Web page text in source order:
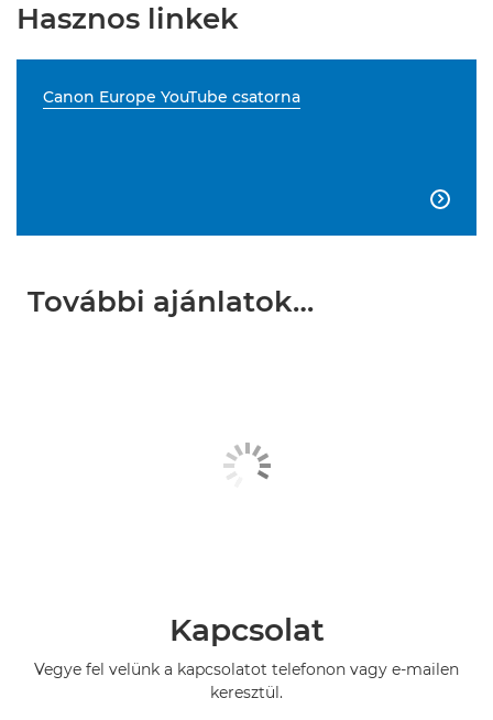
Hasznos linkek
Canon Europe YouTube csatorna

További ajánlatok…
Kapcsolat
Vegye fel velünk a kapcsolatot telefonon vagy e-mailen
keresztül.